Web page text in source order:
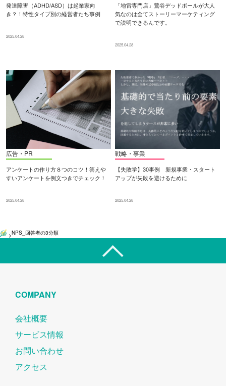
発達障害（ADHD/ASD）は起業家向
き？！特性タイプ別の経営者たち事例
2025.04.28
「地雷専門店」鶯谷デッドボールが大人
気なのは全てストーリーマーケティング
で説明できるんです。
2025.04.28
広告・PR
アンケートの作り方８つのコツ！答えや
すいアンケートを例文つきでチェック！
2025.04.28
戦略・事業
【失敗学】30事例 新規事業・スタート
アップが失敗を避けるために
2025.04.28
>NPS_回答者の3分類
COMPANY
会社概要
サービス情報
お問い合わせ
アクセス